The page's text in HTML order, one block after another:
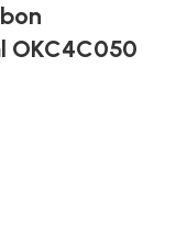
OKC4C050